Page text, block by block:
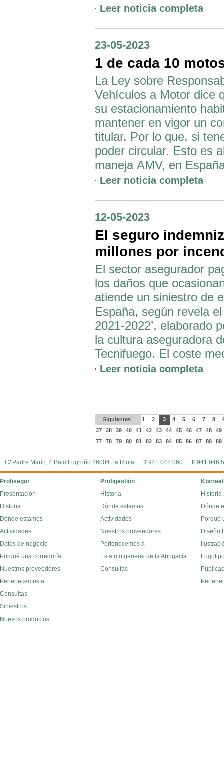
Leer noticia completa
23-05-2023
1 de cada 10
La Ley sobre
Vehículos a Motor dice
su estacionamiento
mantener en vigor un
titular. Por lo que, si
poder circular. Esto es
maneja AMV, en
Leer noticia completa
12-05-2023
El seguro
millones por
El sector asegurador
los daños que
atiende un siniestro de
España, según revela
2021-2022’, elaborado
la cultura aseguradora
Tecnifuego. El coste
Leer noticia completa
Siguientes 1 2 3 4 5 6 7 8
37
38 39 40 41 42 43 44 45 46 47 48
49
77
78 79 80 81 82 83 84 85 86 87 88 89
C/ Padre Marín, 4 Bajo Logroño 26004 La Rioja : T941 042 060 : F 941
Profisegur Profigestión
Presentación
Historia
Dónde estamos
Actividades
Datos de negocio
Porqué una correduría
Nuestros proveedores
Pertenecemos a
Consultas
Siniestros
Nuevos productos
Historia
Dónde estamos
Actividades
Nuestros proveedores
Pertenecemos a
Estatuto general de la Abogacía
Consultas
Historia
Dónde
Porqué
Diseño